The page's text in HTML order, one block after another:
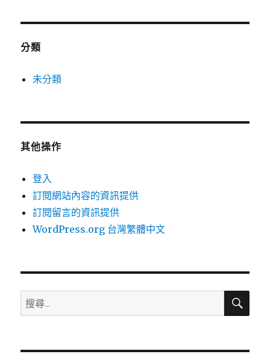
分類
未分類
其他操作
登入
訂閱網站內容的資訊提供
訂閱留言的資訊提供
WordPress.org 台灣繁體中文
搜
尋
鍵
搜